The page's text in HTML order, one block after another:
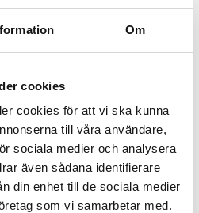
Om
cookies
cookies för att vi ska kunna
till våra användare,
sociala medier och analysera
även sådana identifierare
din enhet till de sociala medier
som vi samarbetar med.
34.900 kr